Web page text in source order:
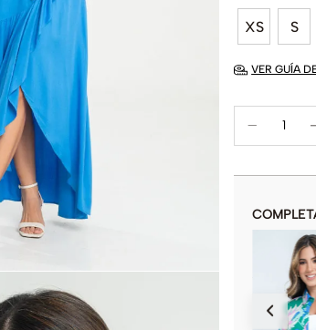
XS S
VER GUÍA
BLUSA PLISADA MASSY
COLOR